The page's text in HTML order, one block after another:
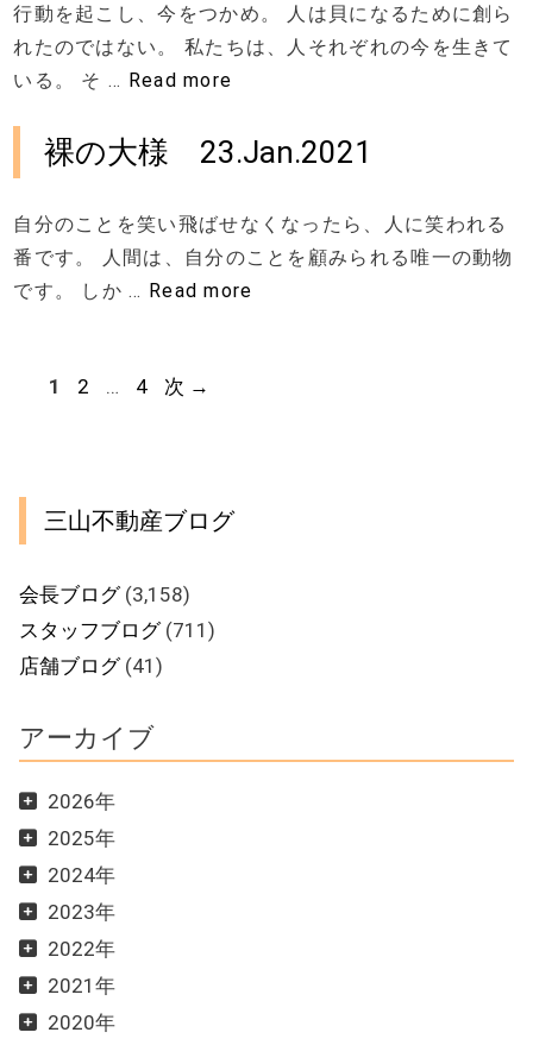
行動を起こし、今をつかめ。 人は貝になるために創ら
れたのではない。 私たちは、人それぞれの今を生きて
いる。 そ … Read more
裸の大様 23.Jan.2021
自分のことを笑い飛ばせなくなったら、人に笑われる
番です。 人間は、自分のことを顧みられる唯一の動物
です。 しか … Read more
ペ
1
ペ
2 …
ペ
4 次 →
三山不動産ブログ
会長ブログ(3,158)
スタッフブログ(711)
店舗ブログ(41)
アーカイブ
2026年
2025年
2024年
2023年
2022年
2021年
2020年